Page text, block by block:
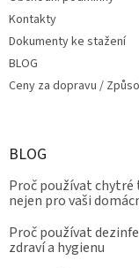
Kontakty
Dokumenty ke stažení
BLOG
Ceny za dopravu /
BLOG
Proč používat
nejen pro vaši
Proč používat
zdraví a hygienu